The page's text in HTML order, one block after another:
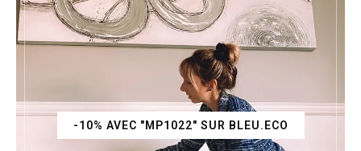
-10% AVEC "MP1022" SUR BLEU.ECO